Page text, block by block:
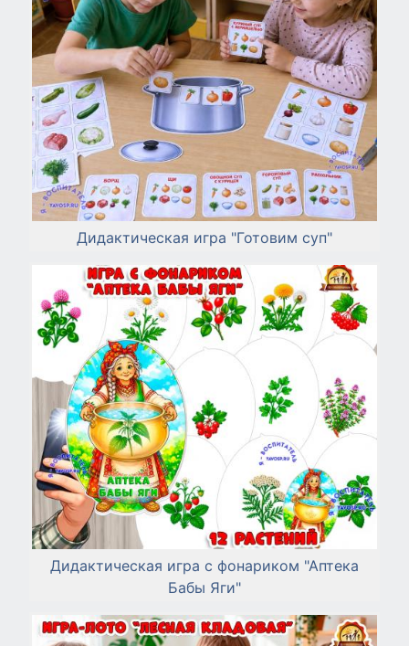
Дидактическая игра "Готовим суп"
Дидактическая игра с фонариком "Аптека
Бабы Яги"